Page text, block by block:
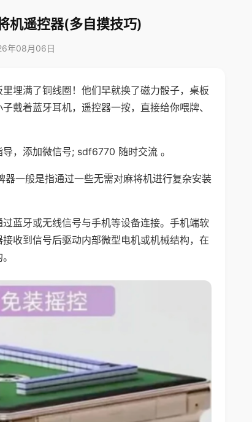
机遥控器(多自摸技巧)
年08月06日
埋满了铜线圈！他们早就换了磁力骰子，桌板
戴着蓝牙耳机，遥控器一按，直接给你喂牌、
，添加微信号; sdf6770 随时交流 。
一般是指通过一些无需对麻将机进行复杂安装
蓝牙或无线信号与手机等设备连接。手机端软
收到信号后驱动内部微型电机或机械结构，在